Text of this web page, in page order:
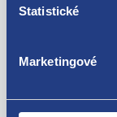
Statistické
Marketingové
Volkswagen FOX
Volkswagen
Volkswagen